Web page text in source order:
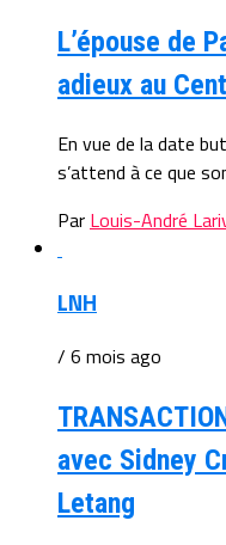
L’épouse de
adieux au
En vue de la date
s’attend à ce que
Par Louis-André
LNH
/ 6 mois ago
avec Sidney
Letang